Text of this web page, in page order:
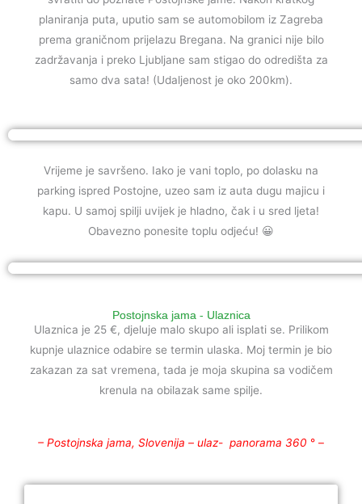
planiranja puta, uputio sam se automobilom iz Zagreba
prema graničnom prijelazu Bregana. Na granici nije bilo
zadržavanja i preko Ljubljane sam stigao do odredišta za
samo dva sata! (Udaljenost je oko 200km).
Vrijeme je savršeno. Iako je vani toplo, po dolasku na
parking ispred Postojne, uzeo sam iz auta dugu majicu i
kapu. U samoj spilji uvijek je hladno, čak i u sred ljeta!
Obavezno ponesite toplu odjeću! 😀
Postojnska jama - Ulaznica
Ulaznica je 25 €, djeluje malo skupo ali isplati se. Prilikom
kupnje ulaznice odabire se termin ulaska. Moj termin je bio
zakazan za sat vremena, tada je moja skupina sa vodičem
krenula na obilazak same spilje.
– Postojnska jama, Slovenija – ulaz- panorama 360 ° –